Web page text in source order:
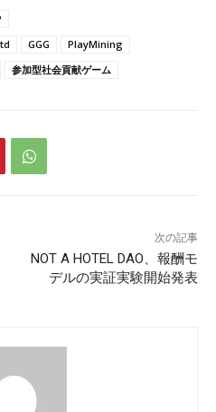
GGG
PlayMining
参加型社会貢献ゲーム
次の記事
NOT A HOTEL DAO、報酬モ
デルの実証実験開始発表